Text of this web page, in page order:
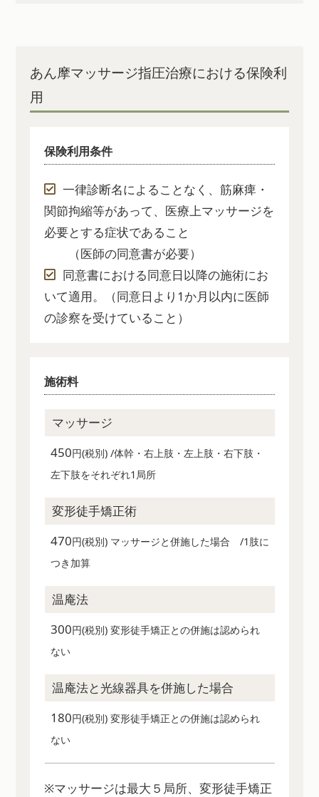
あん摩マッサージ指圧治療における保険利
用
保険利用条件
一律診断名によることなく、筋麻痺・
関節拘縮等があって、医療上マッサージを
必要とする症状であること
（医師の同意書が必要）
同意書における同意日以降の施術にお
いて適用。（同意日より1か月以内に医師
の診察を受けていること）
施術料
マッサージ
450円(税別) /体幹・右上肢・左上肢・右下肢・
左下肢をそれぞれ1局所
変形徒手矯正術
470円(税別) マッサージと併施した場合 /1肢に
つき加算
温庵法
300円(税別) 変形徒手矯正との併施は認められ
ない
温庵法と光線器具を併施した場合
180円(税別) 変形徒手矯正との併施は認められ
ない
※マッサージは最大５局所、変形徒手矯正